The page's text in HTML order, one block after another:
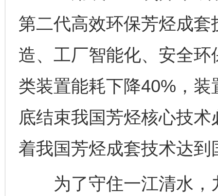
第二代高效环保芳烃成
造、工厂智能化、安全
类装置能耗下降40%，
底结束我国芳烃核心技
着我国芳烃成套技术达到
为了守住一江清水，